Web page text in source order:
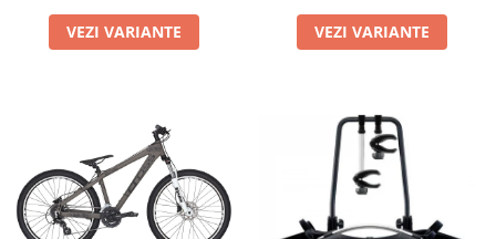
VEZI VARIANTE VEZI VARIANTE